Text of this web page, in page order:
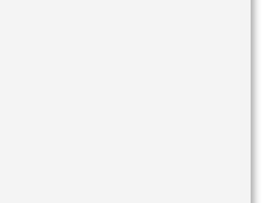
MANQUER DE NOTRE